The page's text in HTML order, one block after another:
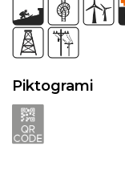
Piktogrami